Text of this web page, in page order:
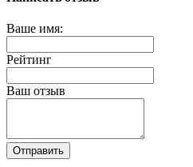
Ваше имя:
Рейтинг
Ваш отзыв
Отправить